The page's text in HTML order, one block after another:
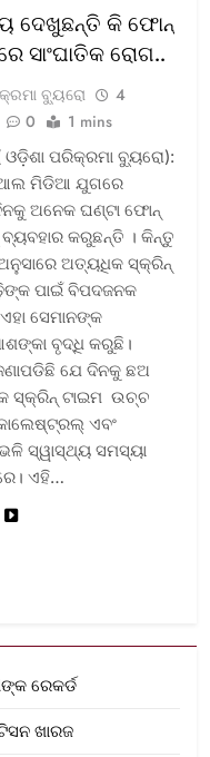
ଦେଖୁଛନ୍ତି କି ଫୋନ୍
ସାଂଘାତିକ ରୋଗ..
ବ୍ୟୁରୋ
4
0 1 mins
ପରିକ୍ରମା ବ୍ୟୁରୋ):
ମିଡିଆ ଯୁଗରେ
ଅନେକ ଘଣ୍ଟା ଫୋନ୍
ବ୍ୟବହାର କରୁଛନ୍ତି । କିନ୍ତୁ
ଅତ୍ୟଧିକ ସ୍କ୍ରିନ୍
ପାଇଁ ବିପଦଜନକ
ସେମାନଙ୍କ
ବୃଦ୍ଧି କରୁଛି।
ଯେ ଦିନକୁ ଛଅ
ସ୍କ୍ରିନ୍ ଟାଇମ ଉଚ୍ଚ
ଏବଂ
ସ୍ୱାସ୍ଥ୍ୟ ସମସ୍ୟା
ଏହି…
ରେକର୍ଡ
ଖାରଜ